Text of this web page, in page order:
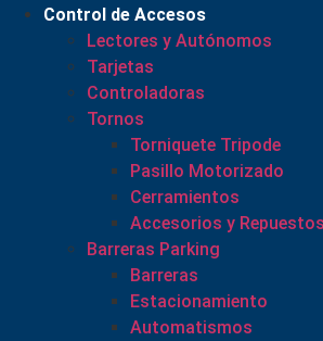
Control de Accesos
Lectores y Autónomos
Tarjetas
Controladoras
Tornos
Torniquete Tripode
Pasillo Motorizado
Cerramientos
Accesorios y Repuestos
Barreras Parking
Barreras
Estacionamiento
Automatismos